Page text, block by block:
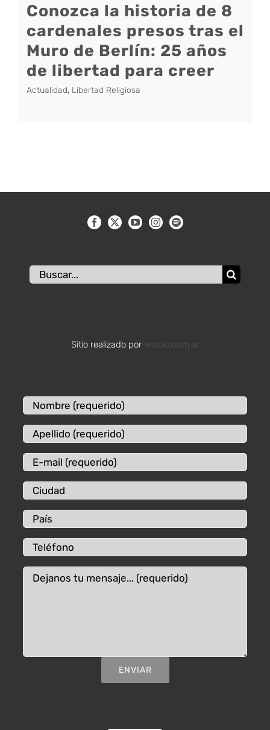
Conozca la historia de 8
cardenales presos tras el
Muro de Berlín: 25 años
de libertad para creer
Actualidad, Libertad Religiosa
Buscar:
Sitio realizado por wololo.com.ar